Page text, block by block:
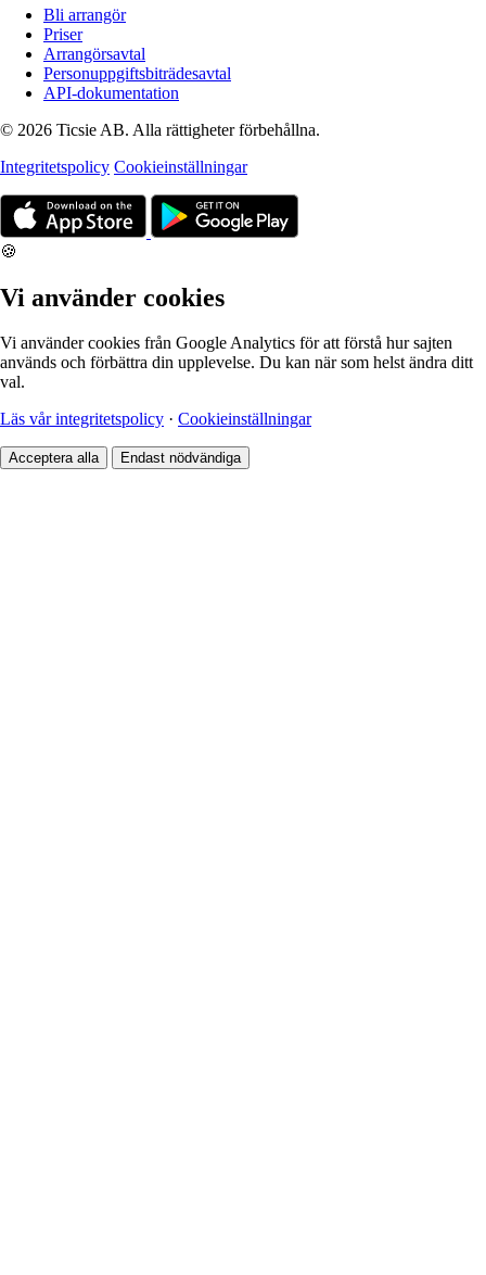
Bli arrangör
Priser
Arrangörsavtal
Personuppgiftsbiträdesavtal
API-dokumentation
© 2026 Ticsie AB. Alla rättigheter förbehållna.
Integritetspolicy Cookieinställningar
🍪
Vi använder cookies
Vi använder cookies från Google Analytics för att förstå hur sajten
används och förbättra din upplevelse. Du kan när som helst ändra ditt
val.
Läs vår integritetspolicy · Cookieinställningar
Acceptera alla Endast nödvändiga